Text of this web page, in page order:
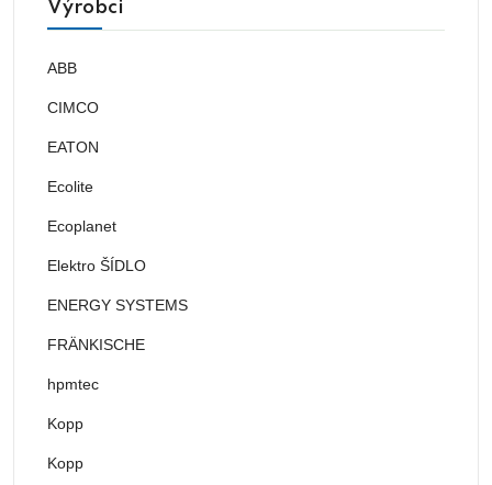
Výrobci
ABB
CIMCO
EATON
Ecolite
Ecoplanet
Elektro ŠÍDLO
ENERGY SYSTEMS
FRÄNKISCHE
hpmtec
Kopp
Kopp